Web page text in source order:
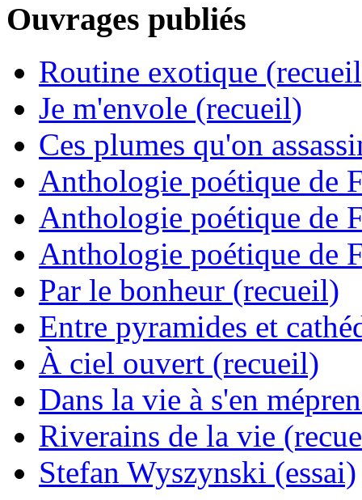
Ouvrages publiés
Routine exotique
Je m'envole (recueil)
Ces plumes qu'on
Anthologie poétique de
Anthologie poétique de
Anthologie poétique de
Par le bonheur (recueil)
Entre pyramides et
À ciel ouvert (recueil)
Dans la vie à s'en
Riverains de la vie
Stefan Wyszynski (essai)